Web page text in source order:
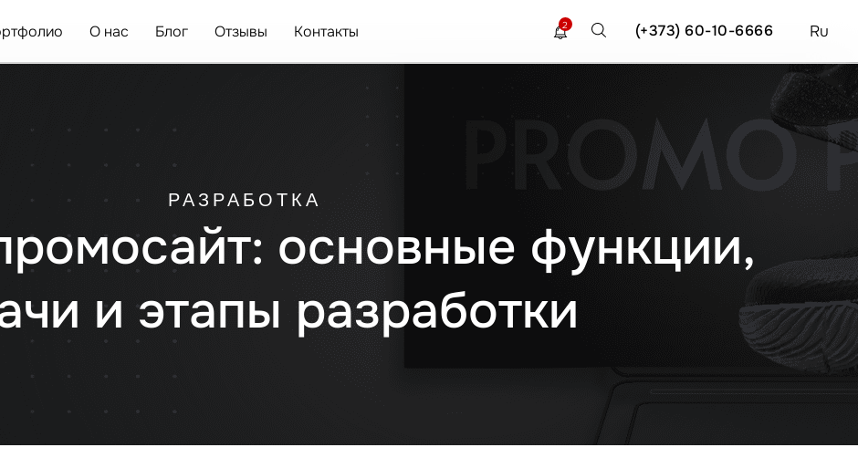
О нас Блог Отзывы Контакты Ru
(+373) 60-10-6666
2
РАЗРАБОТКА
основные функции,
и этапы разработки